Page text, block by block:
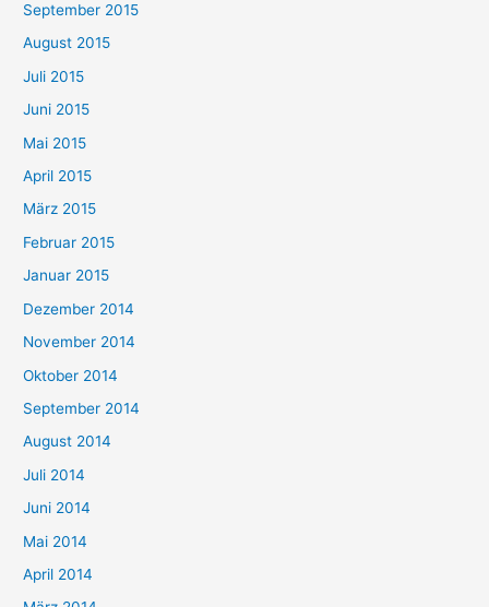
September 2015
August 2015
Juli 2015
Juni 2015
Mai 2015
April 2015
März 2015
Februar 2015
Januar 2015
Dezember 2014
November 2014
Oktober 2014
September 2014
August 2014
Juli 2014
Juni 2014
Mai 2014
April 2014